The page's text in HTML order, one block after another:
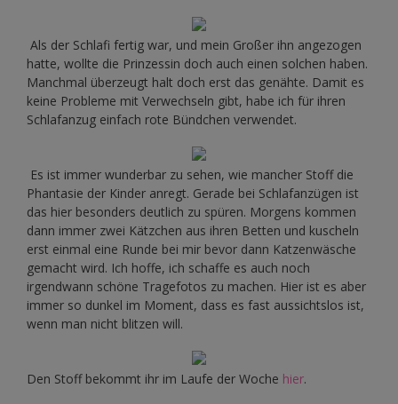
Als der Schlafi fertig war, und mein Großer ihn angezogen
hatte, wollte die Prinzessin doch auch einen solchen haben.
Manchmal überzeugt halt doch erst das genähte. Damit es
keine Probleme mit Verwechseln gibt, habe ich für ihren
Schlafanzug einfach rote Bündchen verwendet.
Es ist immer wunderbar zu sehen, wie mancher Stoff die
Phantasie der Kinder anregt. Gerade bei Schlafanzügen ist
das hier besonders deutlich zu spüren. Morgens kommen
dann immer zwei Kätzchen aus ihren Betten und kuscheln
erst einmal eine Runde bei mir bevor dann Katzenwäsche
gemacht wird. Ich hoffe, ich schaffe es auch noch
irgendwann schöne Tragefotos zu machen. Hier ist es aber
immer so dunkel im Moment, dass es fast aussichtslos ist,
wenn man nicht blitzen will.
Den Stoff bekommt ihr im Laufe der Woche hier.